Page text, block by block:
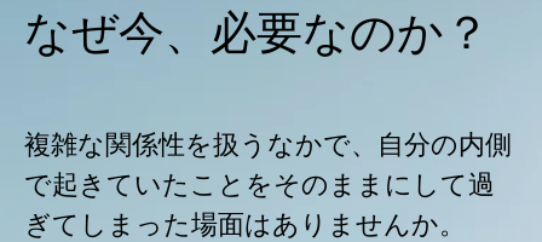
なぜ今、必要なのか？
複雑な関係性を扱うなかで、自分の内側
で起きていたことをそのままにして過
ぎてしまった場面はありませんか。